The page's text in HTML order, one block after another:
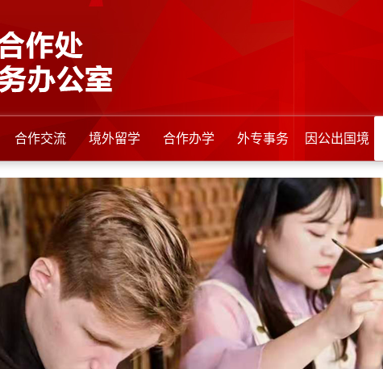
合作交流 境外留学 合作办学 外专事务 因公出国境